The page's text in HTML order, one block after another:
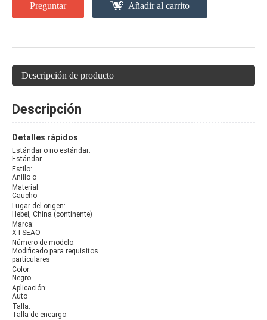
Preguntar Añadir al carrito
Descripción de producto
Descripción
Detalles rápidos
Estándar o no estándar:
Estándar
Estilo:
Anillo o
Material:
Caucho
Lugar del origen:
Hebei, China (continente)
Marca:
XTSEAO
Número de modelo:
Modificado para requisitos
particulares
Color:
Negro
Aplicación:
Auto
Talla:
Talla de encargo